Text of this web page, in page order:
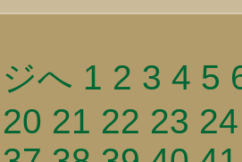
へ 1 2 3 4 5
20 21 22 23 24